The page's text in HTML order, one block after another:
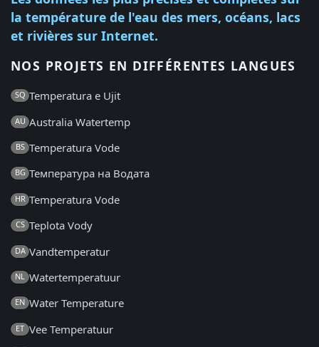
la température de l'eau des mers, océans, lacs
et rivières sur Internet.
NOS PROJETS EN DIFFÉRENTES LANGUES
SQ Temperatura e Ujit
AU Australia Watertemp
BS Temperatura Vode
BG Температура на Водата
HR Temperatura Vode
CS Teplota Vody
DA Vandtemperatur
NL Watertemperatuur
EN Water Temperature
ET Vee Temperatuur